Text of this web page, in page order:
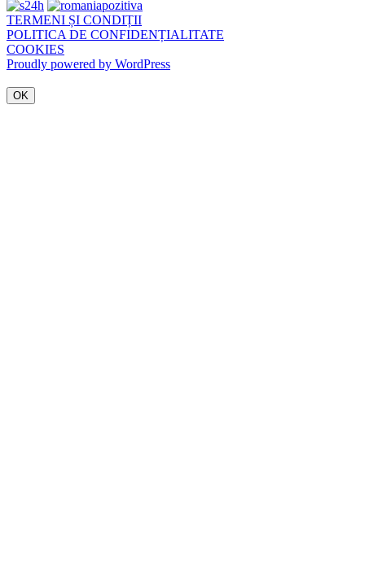
TERMENI ȘI CONDIȚII
POLITICA DE CONFIDENȚIALITATE
COOKIES
Proudly powered by WordPress
OK